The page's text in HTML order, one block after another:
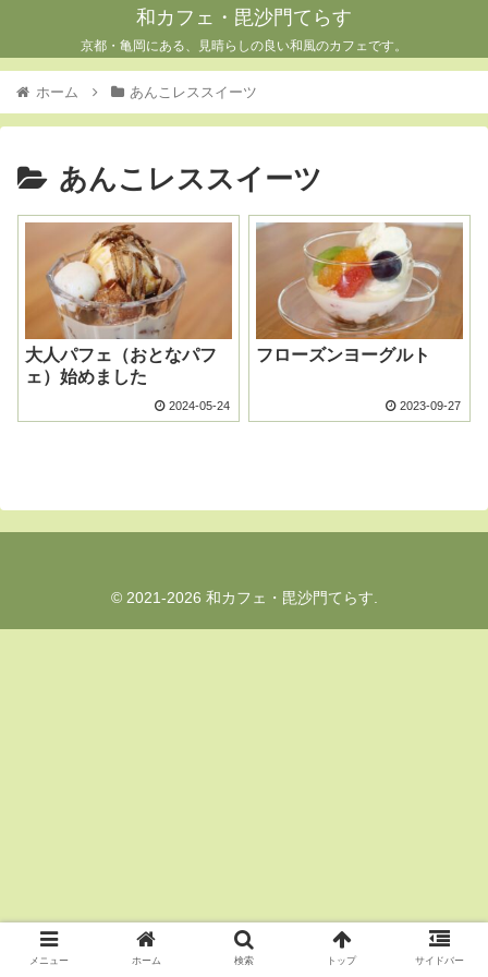
和カフェ・毘沙門てらす
京都・亀岡にある、見晴らしの良い和風のカフェです。
ホーム あんこレススイーツ
あんこレススイーツ
大人パフェ（おとなパフ
ェ）始めました
2024-05-24
フローズンヨーグルト
2023-09-27
© 2021-2026 和カフェ・毘沙門てらす.
メニュー ホーム 検索 トップ サイドバー